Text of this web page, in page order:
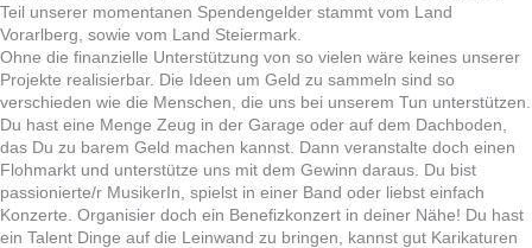
Teil unserer momentanen Spendengelder stammt vom Land
Vorarlberg, sowie vom Land Steiermark.
Ohne die finanzielle Unterstützung von so vielen wäre keines unserer
Projekte realisierbar. Die Ideen um Geld zu sammeln sind so
verschieden wie die Menschen, die uns bei unserem Tun unterstützen.
Du hast eine Menge Zeug in der Garage oder auf dem Dachboden,
das Du zu barem Geld machen kannst. Dann veranstalte doch einen
Flohmarkt und unterstütze uns mit dem Gewinn daraus. Du bist
passionierte/r MusikerIn, spielst in einer Band oder liebst einfach
Konzerte. Organisier doch ein Benefizkonzert in deiner Nähe! Du hast
ein Talent Dinge auf die Leinwand zu bringen, kannst gut Karikaturen